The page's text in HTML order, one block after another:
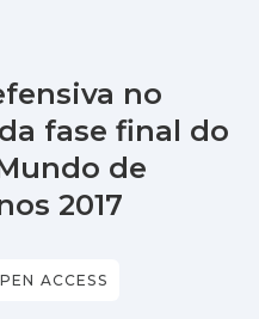
no
fase final do
de
2017
ACCESS